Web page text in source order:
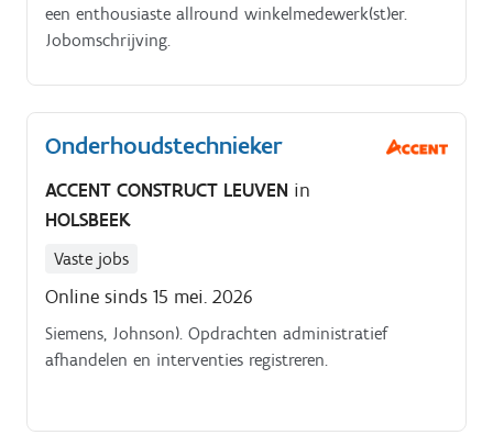
een enthousiaste allround winkelmedewerk(st)er.
Jobomschrijving.
Onderhoudstechnieker
ACCENT CONSTRUCT LEUVEN in
HOLSBEEK
Vaste jobs
Online sinds 15 mei. 2026
Siemens, Johnson). Opdrachten administratief
afhandelen en interventies registreren.